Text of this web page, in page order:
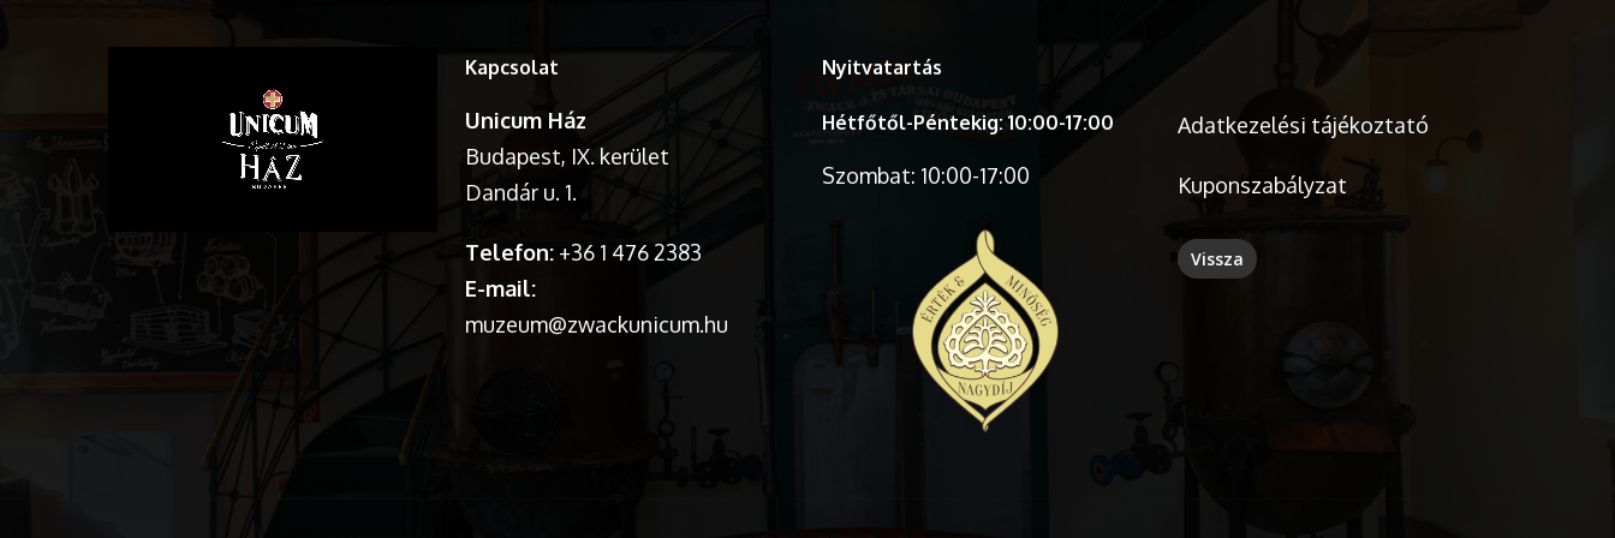
Kapcsolat
Unicum Ház
Budapest, IX. kerület
Dandár u. 1.
Telefon: +36 1 476 2383
E-mail:
muzeum@zwackunicum.hu
Nyitvatartás
Hétfőtől-Péntekig: 10:00-17:00
Szombat: 10:00-17:00
Adatkezelési tájékoztató
Kuponszabályzat